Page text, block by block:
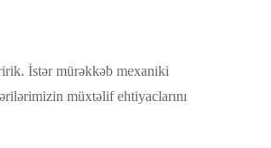
İstər mürəkkəb mexaniki
müxtəlif ehtiyaclarını